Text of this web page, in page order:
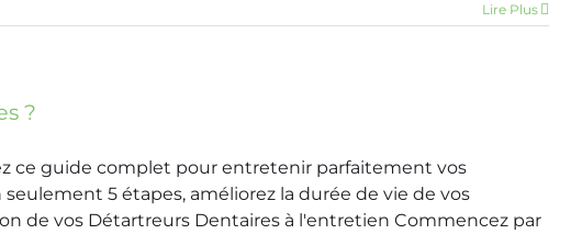
Lire Plus
?
ce guide complet pour entretenir parfaitement vos
5 étapes, améliorez la durée de vie de vos
de vos Détartreurs Dentaires à l'entretien Commencez par